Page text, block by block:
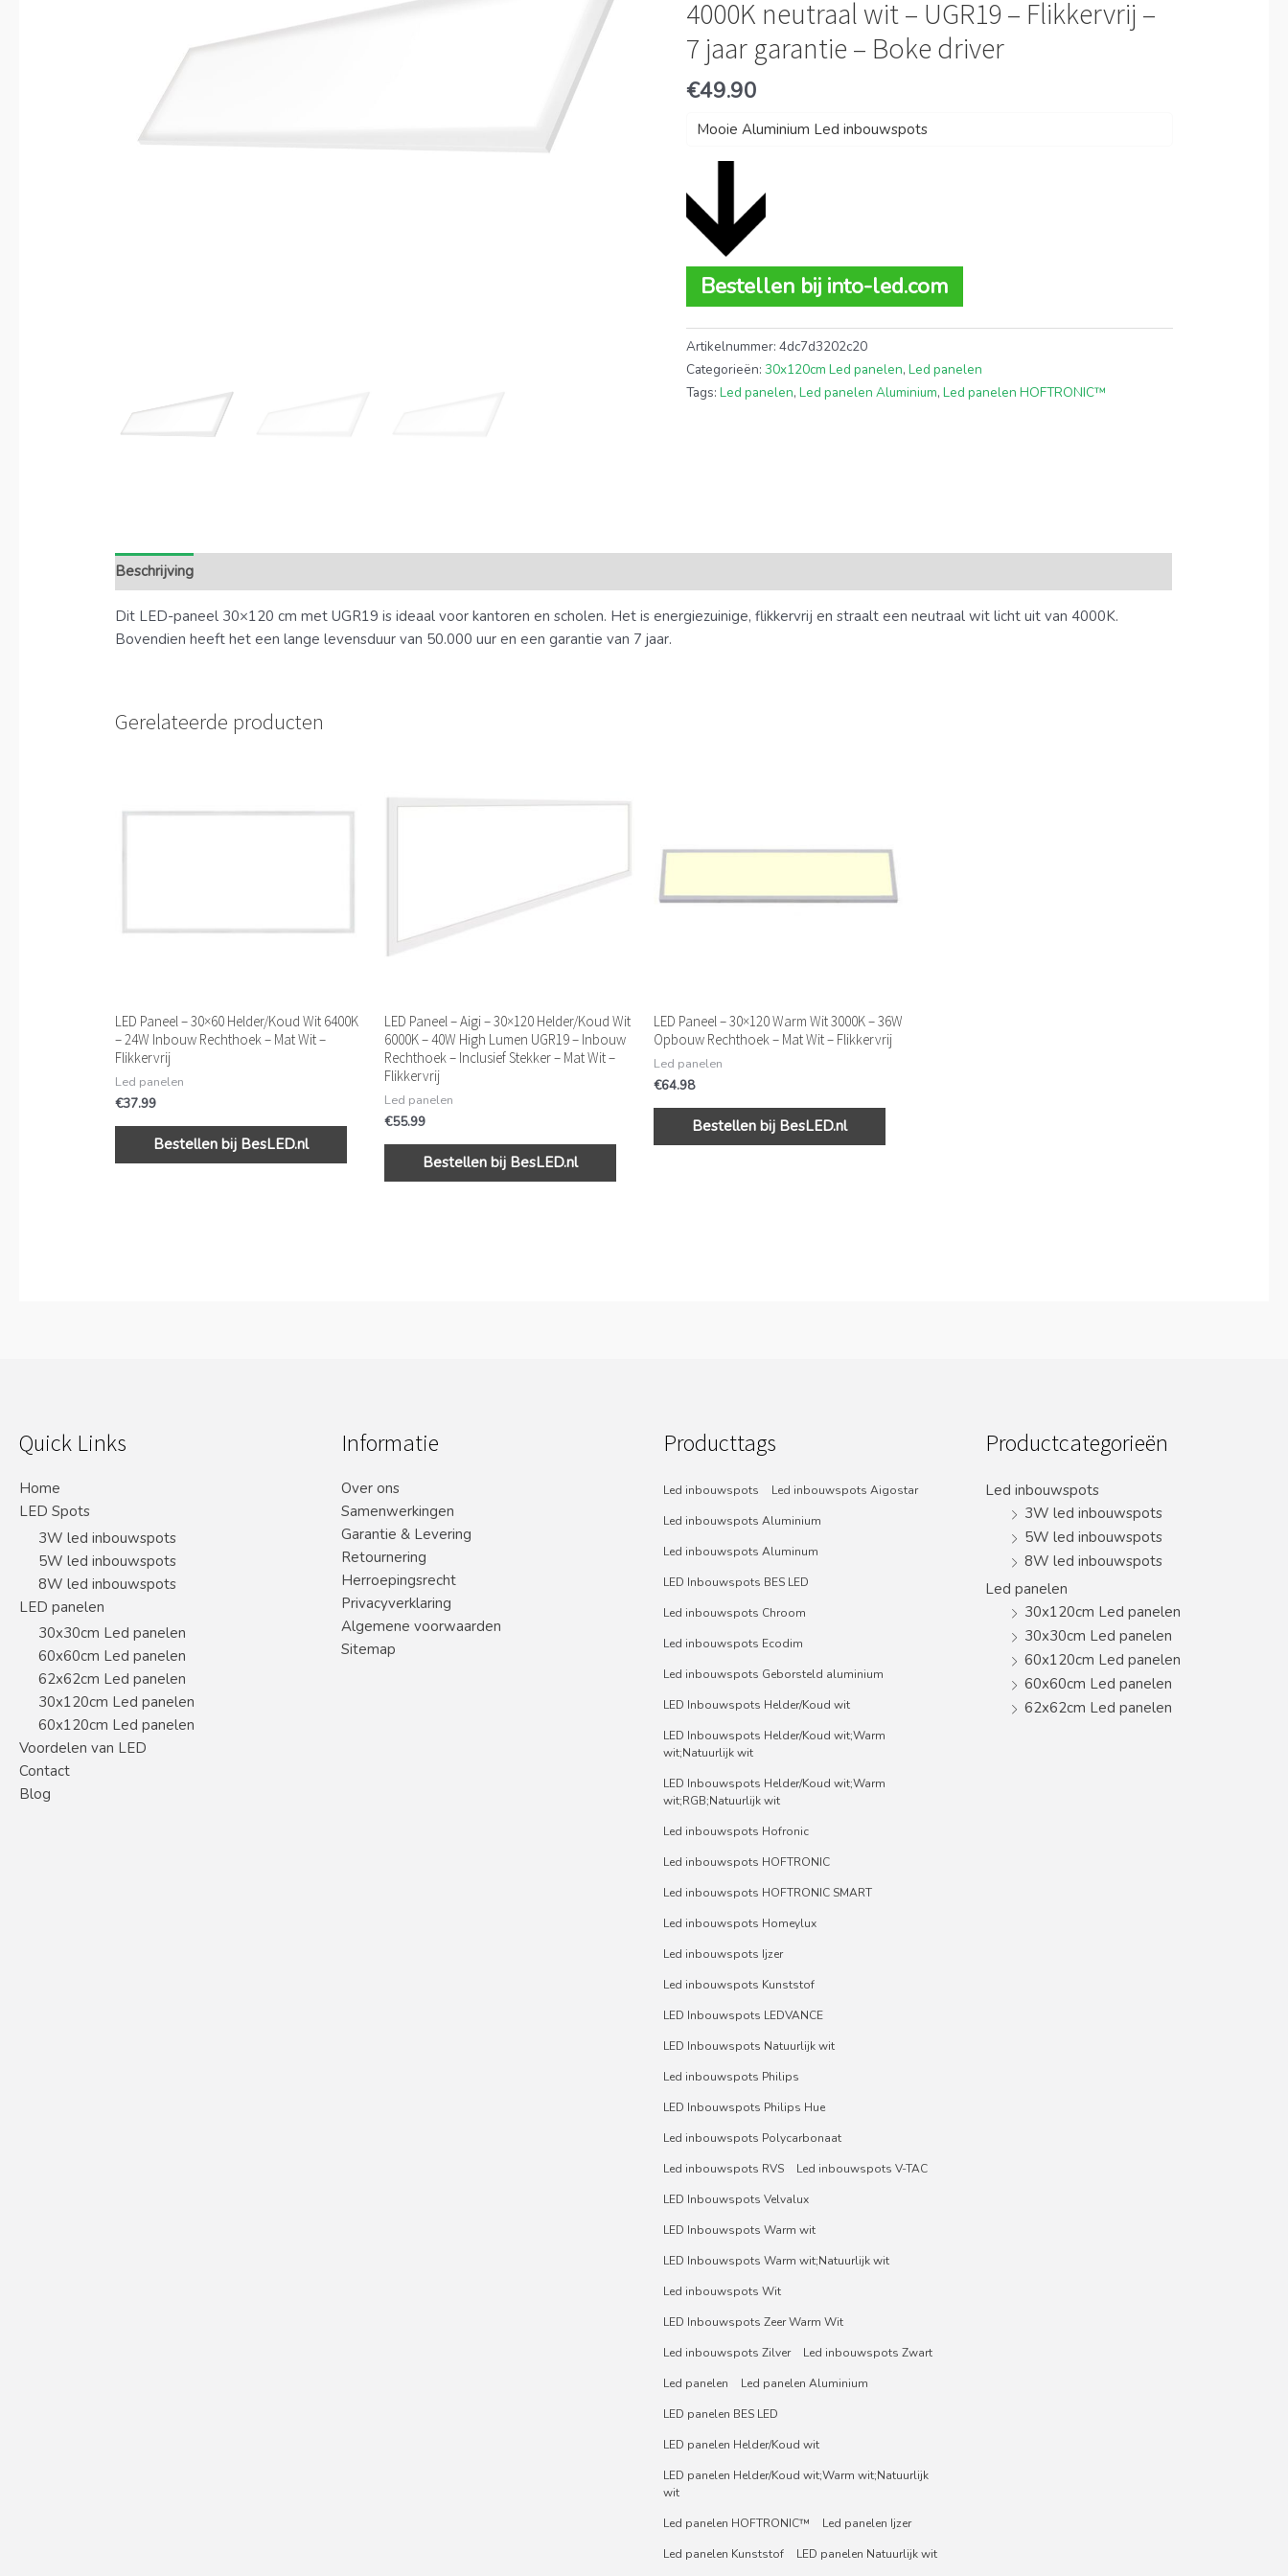
4000K neutraal wit – UGR19 – Flikkervrij –
7 jaar garantie – Boke driver
€49.90
Mooie Aluminium Led inbouwspots
Bestellen bij into-led.com
Artikelnummer:4dc7d3202c20
Categorieën:30x120cm Led panelen,Led panelen
Tags:Led panelen,Led panelen Aluminium,Led panelen HOFTRONIC™
Beschrijving
Dit LED-paneel 30×120 cm met UGR19 is ideaal voor kantoren en scholen. Het is energiezuinige, flikkervrij en straalt een neutraal wit licht uit van 4000K.
Bovendien heeft het een lange levensduur van 50.000 uur en een garantie van 7 jaar.
Gerelateerde producten
LED Paneel – 30×60 Helder/Koud Wit 6400K
– 24W Inbouw Rechthoek – Mat Wit –
Flikkervrij
Led panelen
€37.99
Bestellen bij BesLED.nl
LED Paneel – Aigi – 30×120 Helder/Koud Wit
6000K – 40W High Lumen UGR19 – Inbouw
Rechthoek – Inclusief Stekker – Mat Wit –
Flikkervrij
Led panelen
€55.99
Bestellen bij BesLED.nl
LED Paneel – 30×120 Warm Wit 3000K – 36W
Opbouw Rechthoek – Mat Wit – Flikkervrij
Led panelen
€64.98
Bestellen bij BesLED.nl
Quick Links
Home
LED Spots
3W led inbouwspots
5W led inbouwspots
8W led inbouwspots
LED panelen
30x30cm Led panelen
60x60cm Led panelen
62x62cm Led panelen
30x120cm Led panelen
60x120cm Led panelen
Voordelen van LED
Contact
Blog
Informatie
Over ons
Samenwerkingen
Garantie & Levering
Retournering
Herroepingsrecht
Privacyverklaring
Algemene voorwaarden
Sitemap
Producttags
Led inbouwspots
Led inbouwspots Aigostar
Led inbouwspots Aluminium
Led inbouwspots Aluminum
LED Inbouwspots BES LED
Led inbouwspots Chroom
Led inbouwspots Ecodim
Led inbouwspots Geborsteld aluminium
LED Inbouwspots Helder/Koud wit
LED Inbouwspots Helder/Koud wit;Warm
wit;Natuurlijk wit
LED Inbouwspots Helder/Koud wit;Warm
wit;RGB;Natuurlijk wit
Led inbouwspots Hofronic
Led inbouwspots HOFTRONIC
Led inbouwspots HOFTRONIC SMART
Led inbouwspots Homeylux
Led inbouwspots Ijzer
Led inbouwspots Kunststof
LED Inbouwspots LEDVANCE
LED Inbouwspots Natuurlijk wit
Led inbouwspots Philips
LED Inbouwspots Philips Hue
Led inbouwspots Polycarbonaat
Led inbouwspots RVS
Led inbouwspots V-TAC
LED Inbouwspots Velvalux
LED Inbouwspots Warm wit
LED Inbouwspots Warm wit;Natuurlijk wit
Led inbouwspots Wit
LED Inbouwspots Zeer Warm Wit
Led inbouwspots Zilver
Led inbouwspots Zwart
Led panelen
Led panelen Aluminium
LED panelen BES LED
LED panelen Helder/Koud wit
LED panelen Helder/Koud wit;Warm wit;Natuurlijk
wit
Led panelen HOFTRONIC™
Led panelen Ijzer
Led panelen Kunststof
LED panelen Natuurlijk wit
Productcategorieën
Led inbouwspots
3W led inbouwspots
5W led inbouwspots
8W led inbouwspots
Led panelen
30x120cm Led panelen
30x30cm Led panelen
60x120cm Led panelen
60x60cm Led panelen
62x62cm Led panelen